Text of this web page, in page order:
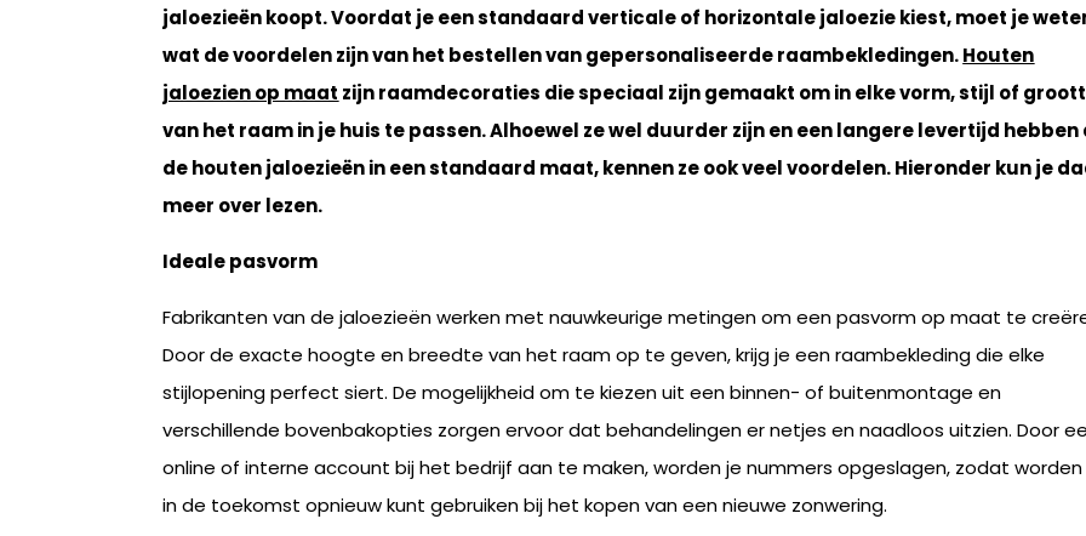
jaloezieën koopt. Voordat je een standaard verticale of horizontale jaloezie kiest, moet je
wat de voordelen zijn van het bestellen van gepersonaliseerde raambekledingen.Houten
jaloezien op maat zijn raamdecoraties die speciaal zijn gemaakt om in elke vorm, stijl of
van het raam in je huis te passen. Alhoewel ze wel duurder zijn en een langere levertijd hebben
de houten jaloezieën in een standaard maat, kennen ze ook veel voordelen. Hieronder kun je
meer over lezen.
Ideale pasvorm
Fabrikanten van de jaloezieën werken met nauwkeurige metingen om een ​​pasvorm op maat te
Door de exacte hoogte en breedte van het raam op te geven, krijg je een raambekleding die elke
stijlopening perfect siert. De mogelijkheid om te kiezen uit een binnen- of buitenmontage en
verschillende bovenbakopties zorgen ervoor dat behandelingen er netjes en naadloos uitzien. Door
online of interne account bij het bedrijf aan te maken, worden je nummers opgeslagen, zodat worden
in de toekomst opnieuw kunt gebruiken bij het kopen van een nieuwe zonwering.